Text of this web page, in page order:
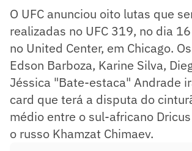
O UFC anunciou oito lutas que
realizadas no UFC 319, no dia
no United Center, em Chicago.
Edson Barboza, Karine Silva,
Jéssica "Bate-estaca" Andrade
card que terá a disputa do
médio entre o sul-africano
o russo Khamzat Chimaev.